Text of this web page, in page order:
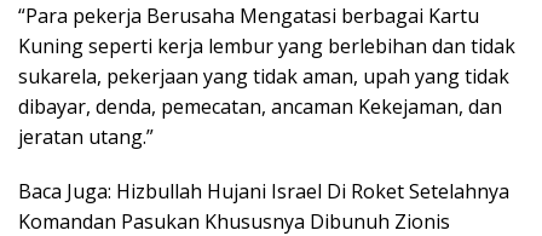
“Para pekerja Berusaha Mengatasi berbagai Kartu
Kuning seperti kerja lembur yang berlebihan dan tidak
sukarela, pekerjaan yang tidak aman, upah yang tidak
dibayar, denda, pemecatan, ancaman Kekejaman, dan
jeratan utang.”
Baca Juga: Hizbullah Hujani Israel Di Roket Setelahnya
Komandan Pasukan Khususnya Dibunuh Zionis